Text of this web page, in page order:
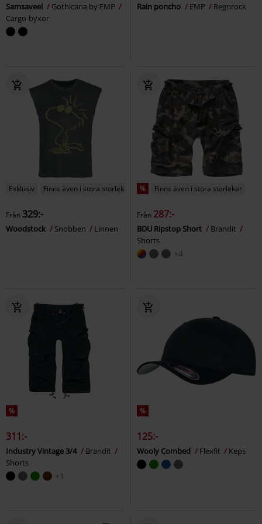
Samsaveel
Gothicana by EMP
Cargo-byxor
Rain poncho EMP Regnrock
Exklusiv Finns även i stora storlekar
Från 329:-
Woodstock Snobben Linnen
% Finns även i stora storlekar
Från 287:-
BDU Ripstop Short
Brandit
Shorts
+4
%
311:-
Industry Vintage 3/4
Brandit
Shorts
+1
%
125:-
Wooly Combed Flexfit Keps